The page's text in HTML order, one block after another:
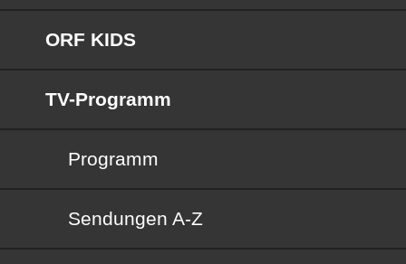
ORF KIDS
TV-Programm
Programm
Sendungen von A bis Z
Sendungen A-Z